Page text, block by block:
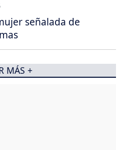
señalada de
MÁS +